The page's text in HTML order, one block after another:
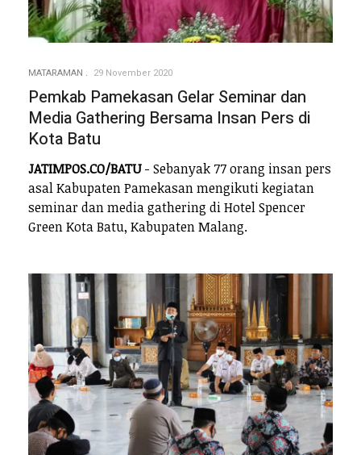
MATARAMAN 29 November 2020
Pemkab Pamekasan Gelar Seminar dan
Media Gathering Bersama Insan Pers di
Kota Batu
JATIMPOS.CO/BATU- Sebanyak 77 orang insan pers
asal Kabupaten Pamekasan mengikuti kegiatan
seminar dan media gathering di Hotel Spencer
Green Kota Batu, Kabupaten Malang.